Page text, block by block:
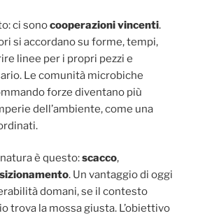
ci sonocooperazioni vincenti.
si accordano su forme, tempi,
linee per i propri pezzi e
Le comunità microbiche
forze diventano più
dell’ambiente, come una
è questo:scacco,
. Un vantaggio di oggi
domani, se il contesto
trova la mossa giusta. L’obiettivo